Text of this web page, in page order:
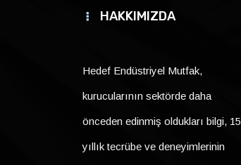
HAKKIMIZDA
Hedef Endüstriyel Mutfak,
kurucularının sektörde daha
önceden edinmiş oldukları bilgi, 15
yıllık tecrübe ve deneyimlerinin